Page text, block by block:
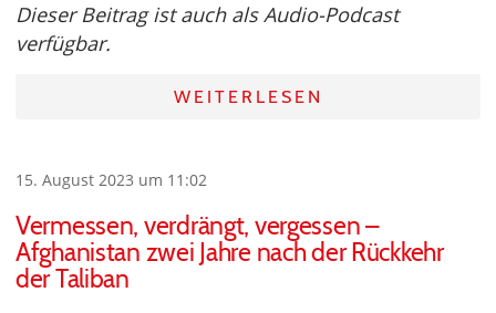
Dieser Beitrag ist auch als Audio-Podcast
verfügbar.
WEITERLESEN
15. August 2023 um 11:02
Vermessen, verdrängt, vergessen –
Afghanistan zwei Jahre nach der Rückkehr
der Taliban